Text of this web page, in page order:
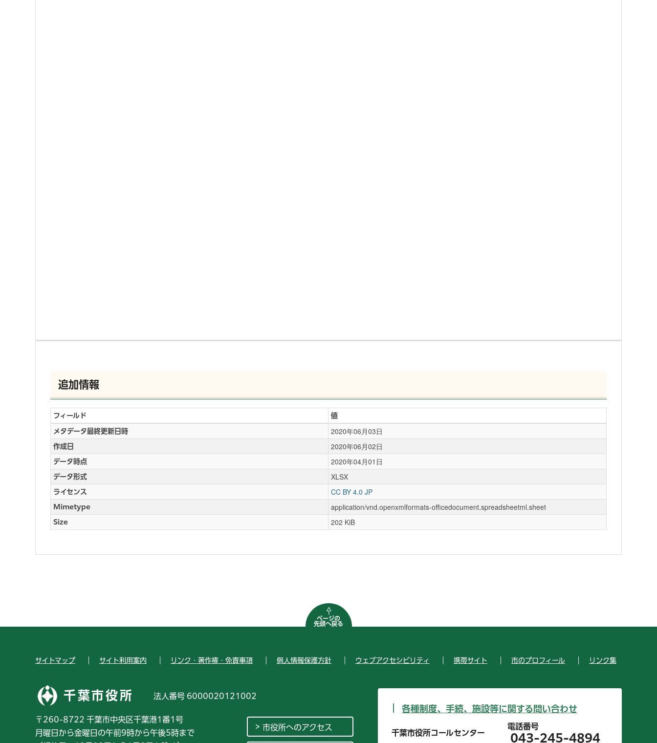
追加情報
フィールド 値
メタデータ最終更新日時 2020年06月03日
作成日 2020年06月02日
データ時点 2020年04月01日
データ形式 XLSX
ライセンス CC BY 4.0 JP
Mimetype application/vnd.openxmlformats-officedocument.spreadsheetml.sheet
Size 202 KiB
ページの
先頭へ戻る
サイトマップ サイト利用案内 リンク・著作権・免責事項 個人情報保護方針 ウェブアクセシビリティ 携帯サイト 市のプロフィール リンク集
千葉市役所 法人番号 6000020121002
〒260-8722 千葉市中央区千葉港1番1号
月曜日から金曜日の午前9時から午後5時まで
市役所へのアクセス
各種制度、手続、施設等に関する問い合わせ
千葉市役所コールセンター
電話番号
043-245-4894